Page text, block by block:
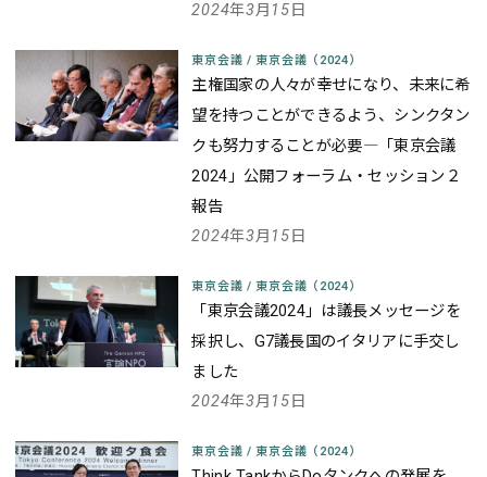
2024年3月15日
東京会議 / 東京会議（2024）
主権国家の人々が幸せになり、未来に希
望を持つことができるよう、シンクタン
クも努力することが必要―「東京会議
2024」公開フォーラム・セッション２
報告
2024年3月15日
東京会議 / 東京会議（2024）
「東京会議2024」は議長メッセージを
採択し、G7議長国のイタリアに手交し
ました
2024年3月15日
東京会議 / 東京会議（2024）